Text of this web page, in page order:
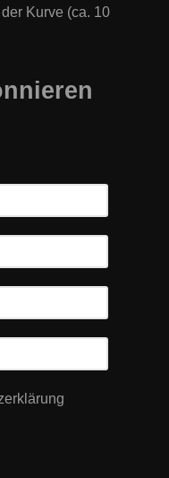
Kurve (ca. 10